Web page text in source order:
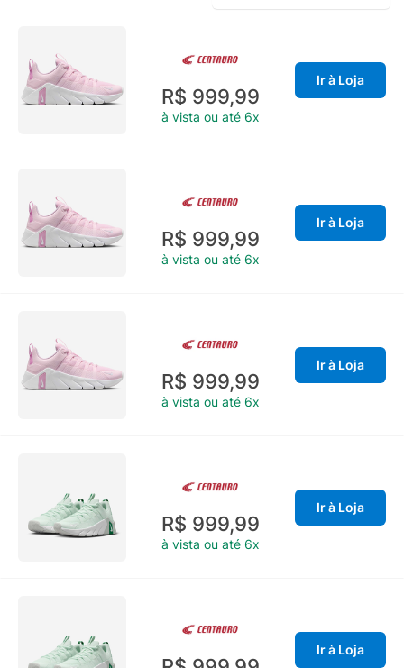
R$ 999,99
à vista ou até 6x
Ir à Loja
R$ 999,99
à vista ou até 6x
Ir à Loja
R$ 999,99
à vista ou até 6x
Ir à Loja
R$ 999,99
à vista ou até 6x
Ir à Loja
Ir à Loja